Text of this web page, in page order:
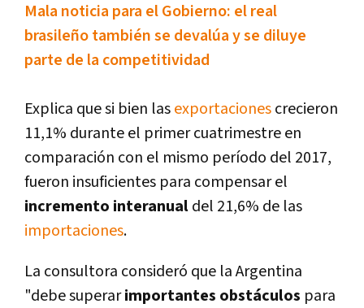
Mala noticia para el Gobierno: el real
brasileño también se devalúa y se diluye
parte de la competitividad
Explica que si bien lasexportacionescrecieron
11,1% durante el primer cuatrimestre en
comparación con el mismo perí­odo del 2017,
fueron insuficientes para compensar el
incremento interanualdel 21,6% de las
importaciones.
La consultora consideró que la Argentina
"debe superarimportantes obstáculos para